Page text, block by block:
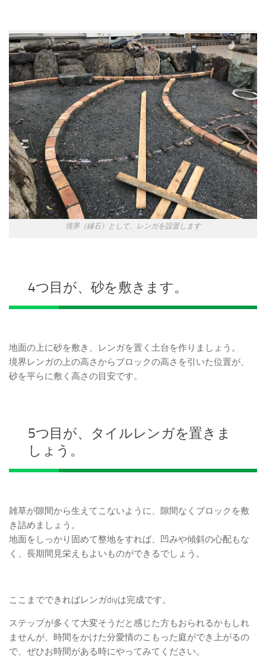
境界（縁石）として、レンガを設置します
4つ目が、砂を敷きます。
地面の上に砂を敷き、レンガを置く土台を作りましょう。
境界レンガの上の高さからブロックの高さを引いた位置が、
砂を平らに敷く高さの目安です。
5つ目が、タイルレンガを置きま
しょう。
雑草が隙間から生えてこないように、隙間なくブロックを敷
き詰めましょう。
地面をしっかり固めて整地をすれば、凹みや傾斜の心配もな
く、長期間見栄えもよいものができるでしょう。
ここまでできればレンガdiyは完成です。
ステップが多くて大変そうだと感じた方もおられるかもしれ
ませんが、時間をかけた分愛情のこもった庭ができ上がるの
で、ぜひお時間がある時にやってみてください。